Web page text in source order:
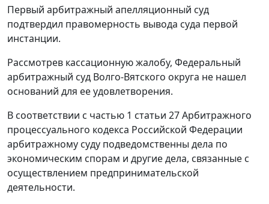
Первый арбитражный апелляционный суд
подтвердил правомерность вывода суда первой
инстанции.
Рассмотрев кассационную жалобу, Федеральный
арбитражный суд Волго-Вятского округа не нашел
оснований для ее удовлетворения.
В соответствии с частью 1 статьи 27Арбитражного
процессуального кодекса Российской Федерации
арбитражному суду подведомственны дела по
экономическим спорам и другие дела, связанные с
осуществлением предпринимательской
деятельности.